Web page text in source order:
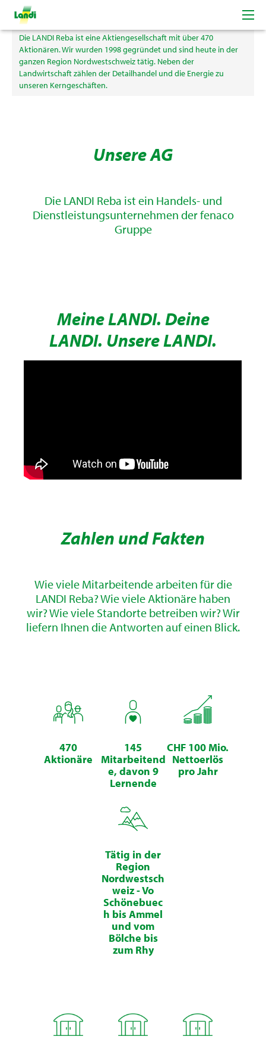
der LANDI Reba
Die LANDI Reba ist eine Aktiengesellschaft mit über 470
Aktionären. Wir wurden 1998 gegründet und sind heute in der
ganzen Region Nordwestschweiz tätig. Neben der
Landwirtschaft zählen der Detailhandel und die Energie zu
unseren Kerngeschäften.
Unsere AG
Die LANDI Reba ist ein Handels- und
Dienstleistungsunternehmen der fenaco
Gruppe
Meine LANDI. Deine
LANDI. Unsere LANDI.
Zahlen und Fakten
Wie viele Mitarbeitende arbeiten für die
LANDI Reba? Wie viele Aktionäre haben
wir? Wie viele Standorte betreiben wir? Wir
liefern Ihnen die Antworten auf einen Blick.
470
Aktionäre
145
Mitarbeitend
e, davon 9
Lernende
CHF 100 Mio.
Nettoerlös
pro Jahr
Tätig in der
Region
Nordwestsch
weiz - Vo
Schönebuec
h bis Ammel
und vom
Bölche bis
zum Rhy